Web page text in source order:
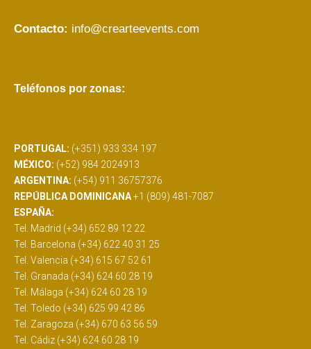
Contacto: info@crearteevents.com
Teléfonos por zonas:
PORTUGAL: (+351) 933 334 197
MÉXICO: (+52) 984 2024913
ARGENTINA: (+54) 911 36757376
REPÚBLICA DOMINICANA+1 (809) 481-7087
ESPAÑA:
Tel. Madrid (+34) 652 89 12 22
Tel. Barcelona (+34) 622 40 31 25
Tel. Valencia (+34) 615 67 52 61
Tel. Granada (+34) 624 60 28 19
Tel. Málaga (+34) 624 60 28 19
Tel. Toledo (+34) 625 99 42 86
Tel. Zaragoza (+34) 670 63 56 59
Tel. Cádiz (+34) 624 60 28 19